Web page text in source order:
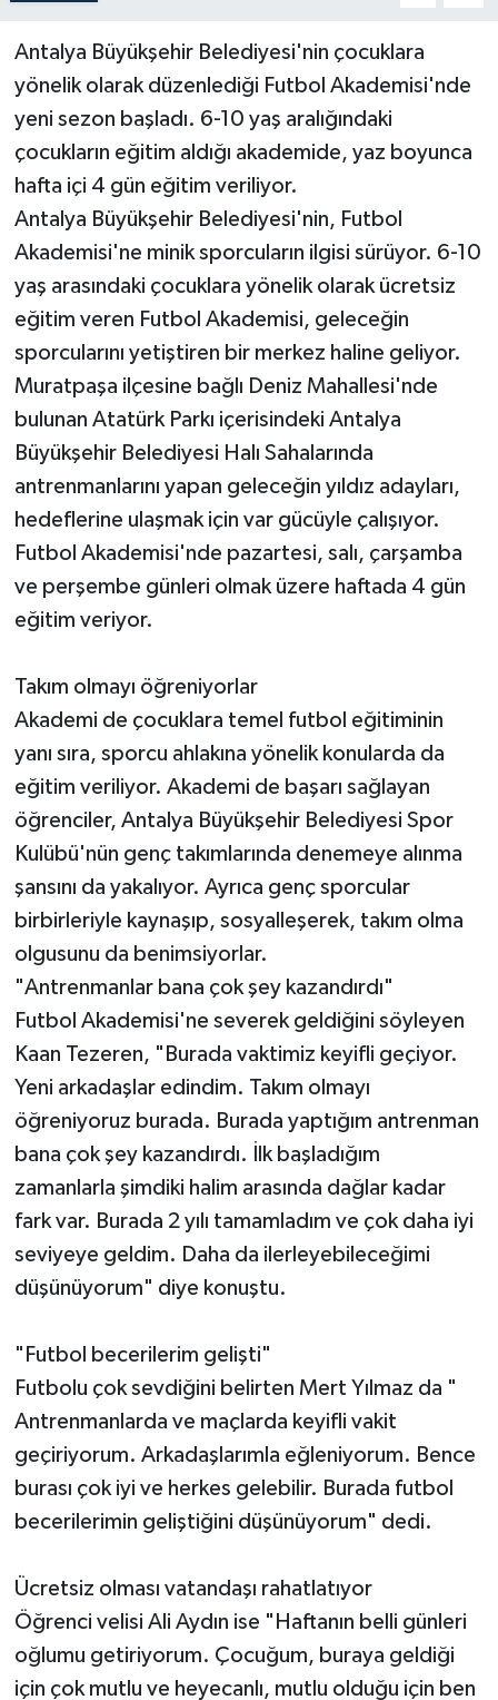
Antalya Büyükşehir Belediyesi'nin çocuklara
yönelik olarak düzenlediği Futbol Akademisi'nde
yeni sezon başladı. 6-10 yaş aralığındaki
çocukların eğitim aldığı akademide, yaz boyunca
hafta içi 4 gün eğitim veriliyor.
Antalya Büyükşehir Belediyesi'nin, Futbol
Akademisi'ne minik sporcuların ilgisi sürüyor. 6-10
yaş arasındaki çocuklara yönelik olarak ücretsiz
eğitim veren Futbol Akademisi, geleceğin
sporcularını yetiştiren bir merkez haline geliyor.
Muratpaşa ilçesine bağlı Deniz Mahallesi'nde
bulunan Atatürk Parkı içerisindeki Antalya
Büyükşehir Belediyesi Halı Sahalarında
antrenmanlarını yapan geleceğin yıldız adayları,
hedeflerine ulaşmak için var gücüyle çalışıyor.
Futbol Akademisi'nde pazartesi, salı, çarşamba
ve perşembe günleri olmak üzere haftada 4 gün
eğitim veriyor.
Takım olmayı öğreniyorlar
Akademi de çocuklara temel futbol eğitiminin
yanı sıra, sporcu ahlakına yönelik konularda da
eğitim veriliyor. Akademi de başarı sağlayan
öğrenciler, Antalya Büyükşehir Belediyesi Spor
Kulübü'nün genç takımlarında denemeye alınma
şansını da yakalıyor. Ayrıca genç sporcular
birbirleriyle kaynaşıp, sosyalleşerek, takım olma
olgusunu da benimsiyorlar.
"Antrenmanlar bana çok şey kazandırdı"
Futbol Akademisi'ne severek geldiğini söyleyen
Kaan Tezeren, "Burada vaktimiz keyifli geçiyor.
Yeni arkadaşlar edindim. Takım olmayı
öğreniyoruz burada. Burada yaptığım antrenman
bana çok şey kazandırdı. İlk başladığım
zamanlarla şimdiki halim arasında dağlar kadar
fark var. Burada 2 yılı tamamladım ve çok daha iyi
seviyeye geldim. Daha da ilerleyebileceğimi
düşünüyorum" diye konuştu.
"Futbol becerilerim gelişti"
Futbolu çok sevdiğini belirten Mert Yılmaz da "
Antrenmanlarda ve maçlarda keyifli vakit
geçiriyorum. Arkadaşlarımla eğleniyorum. Bence
burası çok iyi ve herkes gelebilir. Burada futbol
becerilerimin geliştiğini düşünüyorum" dedi.
Ücretsiz olması vatandaşı rahatlatıyor
Öğrenci velisi Ali Aydın ise "Haftanın belli günleri
oğlumu getiriyorum. Çocuğum, buraya geldiği
için çok mutlu ve heyecanlı, mutlu olduğu için ben
Siyaset
Sosyal medya
Spor
Teknoloji
Televizyon
Yaşam